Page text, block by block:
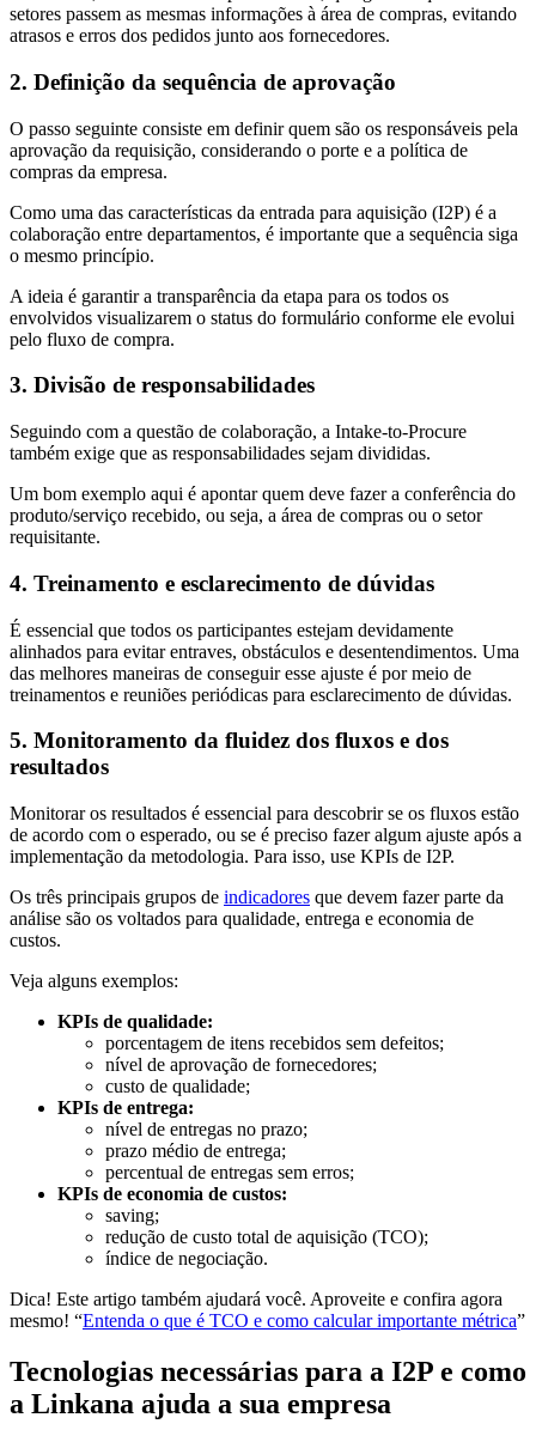
setores passem as mesmas informações à área de compras, evitando
atrasos e erros dos pedidos junto aos fornecedores.
2. Definição da sequência de aprovação
O passo seguinte consiste em definir quem são os responsáveis pela
aprovação da requisição, considerando o porte e a política de
compras da empresa.
Como uma das características da entrada para aquisição (I2P) é a
colaboração entre departamentos, é importante que a sequência siga
o mesmo princípio.
A ideia é garantir a transparência da etapa para os todos os
envolvidos visualizarem o status do formulário conforme ele evolui
pelo fluxo de compra.
3. Divisão de responsabilidades
Seguindo com a questão de colaboração, a Intake-to-Procure
também exige que as responsabilidades sejam divididas.
Um bom exemplo aqui é apontar quem deve fazer a conferência do
produto/serviço recebido, ou seja, a área de compras ou o setor
requisitante.
4. Treinamento e esclarecimento de dúvidas
É essencial que todos os participantes estejam devidamente
alinhados para evitar entraves, obstáculos e desentendimentos. Uma
das melhores maneiras de conseguir esse ajuste é por meio de
treinamentos e reuniões periódicas para esclarecimento de dúvidas.
5. Monitoramento da fluidez dos fluxos e dos
resultados
Monitorar os resultados é essencial para descobrir se os fluxos estão
de acordo com o esperado, ou se é preciso fazer algum ajuste após a
implementação da metodologia. Para isso, use KPIs de I2P.
Os três principais grupos de indicadores que devem fazer parte da
análise são os voltados para qualidade, entrega e economia de
custos.
Veja alguns exemplos:
KPIs de qualidade:
porcentagem de itens recebidos sem defeitos;
nível de aprovação de fornecedores;
custo de qualidade;
KPIs de entrega:
nível de entregas no prazo;
prazo médio de entrega;
percentual de entregas sem erros;
KPIs de economia de custos:
saving;
redução de custo total de aquisição (TCO);
índice de negociação.
Dica! Este artigo também ajudará você. Aproveite e confira agora
mesmo! “Entenda o que é TCO e como calcular importante métrica”
Tecnologias necessárias para a I2P e como
a Linkana ajuda a sua empresa